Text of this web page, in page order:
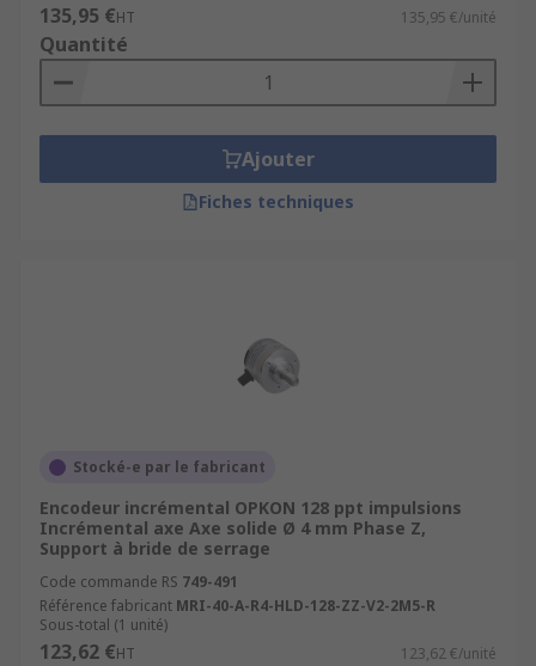
135,95 €HT 135,95 €/unité
Quantité
Ajouter
Fiches techniques
Stocké-e par le fabricant
Encodeur incrémental OPKON 128 ppt impulsions
Incrémental axe Axe solide Ø 4 mm Phase Z,
Support à bride de serrage
Code commande RS 749-491
Référence fabricant MRI-40-A-R4-HLD-128-ZZ-V2-2M5-R
Sous-total (1 unité)
123,62 €HT 123,62 €/unité